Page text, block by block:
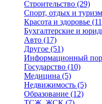
Строительство (29)
Спорт, отдых и туризм
Красота и здоровье
Бухгалтерские и
Авто (17)
Другое (51)
Информационный
Государство (10)
Медицина (5)
Недвижимость (5)
Образование (12)